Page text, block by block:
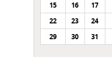
15
16 17
22
23 24
29
30 31